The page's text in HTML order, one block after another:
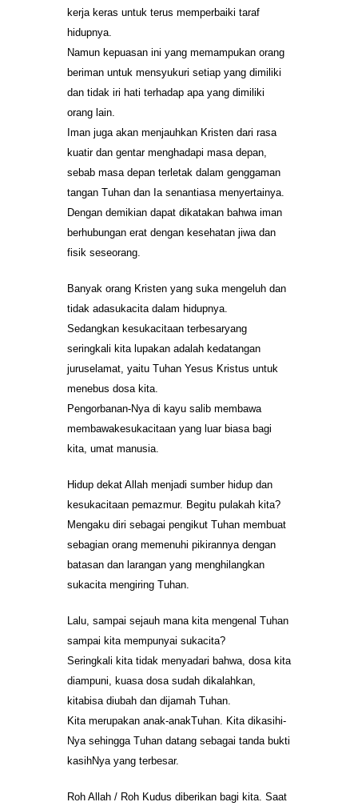
kerja keras untuk terus memperbaiki taraf
hidupnya.
Namun kepuasan ini yang memampukan orang
beriman untuk mensyukuri setiap yang dimiliki
dan tidak iri hati terhadap apa yang dimiliki
orang lain.
Iman juga akan menjauhkan Kristen dari rasa
kuatir dan gentar menghadapi masa depan,
sebab masa depan terletak dalam genggaman
tangan Tuhan dan Ia senantiasa menyertainya.
Dengan demikian dapat dikatakan bahwa iman
berhubungan erat dengan kesehatan jiwa dan
fisik seseorang.
Banyak orang Kristen yang suka mengeluh dan
tidak adasukacita dalam hidupnya.
Sedangkan kesukacitaan terbesaryang
seringkali kita lupakan adalah kedatangan
juruselamat, yaitu Tuhan Yesus Kristus untuk
menebus dosa kita.
Pengorbanan-Nya di kayu salib membawa
membawakesukacitaan yang luar biasa bagi
kita, umat manusia.
Hidup dekat Allah menjadi sumber hidup dan
kesukacitaan pemazmur. Begitu pulakah kita?
Mengaku diri sebagai pengikut Tuhan membuat
sebagian orang memenuhi pikirannya dengan
batasan dan larangan yang menghilangkan
sukacita mengiring Tuhan.
Lalu, sampai sejauh mana kita mengenal Tuhan
sampai kita mempunyai sukacita?
Seringkali kita tidak menyadari bahwa, dosa kita
diampuni, kuasa dosa sudah dikalahkan,
kitabisa diubah dan dijamah Tuhan.
Kita merupakan anak-anakTuhan. Kita dikasihi-
Nya sehingga Tuhan datang sebagai tanda bukti
kasihNya yang terbesar.
Roh Allah / Roh Kudus diberikan bagi kita. Saat